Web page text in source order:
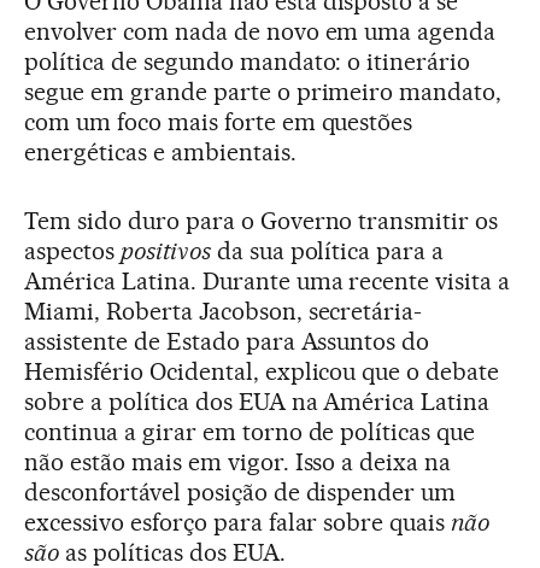
envolver com nada de novo em uma agenda
política de segundo mandato: o itinerário
segue em grande parte o primeiro mandato,
com um foco mais forte em questões
energéticas e ambientais.
Tem sido duro para o Governo transmitir os
aspectos positivosda sua política para a
América Latina. Durante uma recente visita a
Miami, Roberta Jacobson, secretária-
assistente de Estado para Assuntos do
Hemisfério Ocidental, explicou que o debate
sobre a política dos EUA na América Latina
continua a girar em torno de políticas que
não estão mais em vigor. Isso a deixa na
desconfortável posição de dispender um
excessivo esforço para falar sobre quaisnão
sãoas políticas dos EUA.